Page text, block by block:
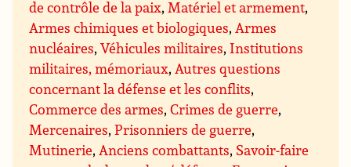
de contrôle de la paix,Matériel et armement,
Armes chimiques et biologiques,Armes
nucléaires,Véhicules militaires, Institutions
militaires, mémoriaux,Autres questions
concernant la défense et les conflits,
Commerce des armes,Crimes de guerre,
Mercenaires,Prisonniers de guerre,
Mutinerie,Anciens combattants, Savoir-faire